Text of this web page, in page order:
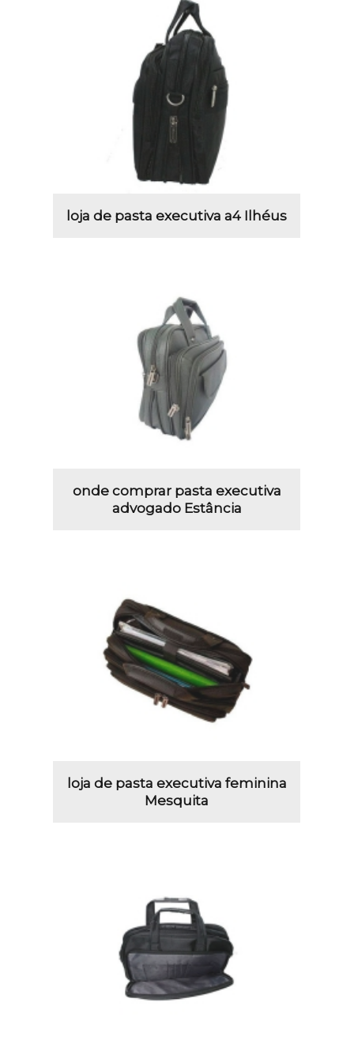
loja de pasta executiva a4 Ilhéus
onde comprar pasta executiva
advogado Estância
loja de pasta executiva feminina
Mesquita